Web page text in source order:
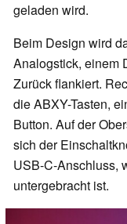
geladen wird.
Beim Design wird
Analogstick, einem
Zurück flankiert.
die ABXY-Tasten,
Button. Auf der
sich der
USB-C-Anschluss,
untergebracht ist.